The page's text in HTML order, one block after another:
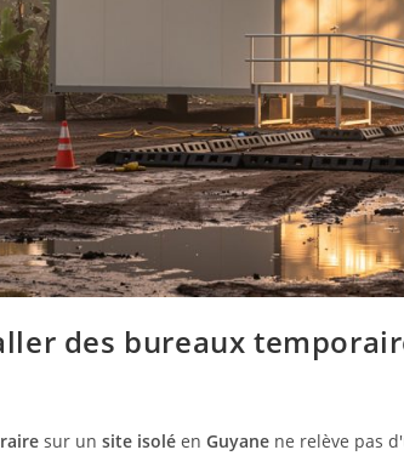
des bureaux
sur un site isolé en Guyane ne relève pas